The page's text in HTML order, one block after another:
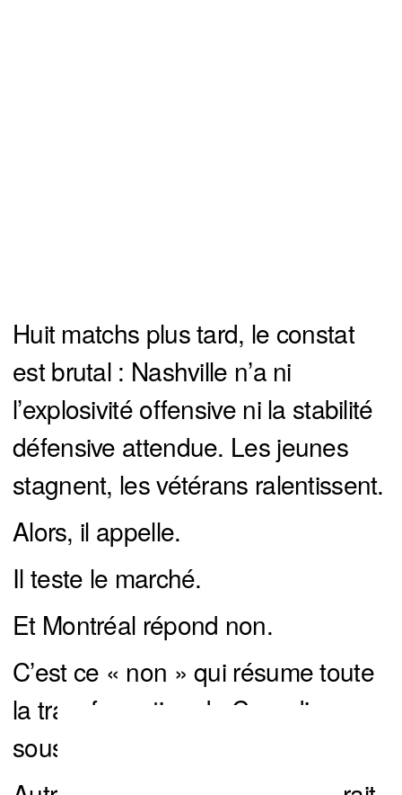
Huit matchs plus tard, le constat
est brutal : Nashville n’a ni
l’explosivité offensive ni la stabilité
défensive attendue. Les jeunes
stagnent, les vétérans ralentissent.
Alors, il appelle.
Il teste le marché.
Et Montréal répond non.
C’est ce « non » qui résume toute
la transformation du Canadien
sous Hughes et Gorton.